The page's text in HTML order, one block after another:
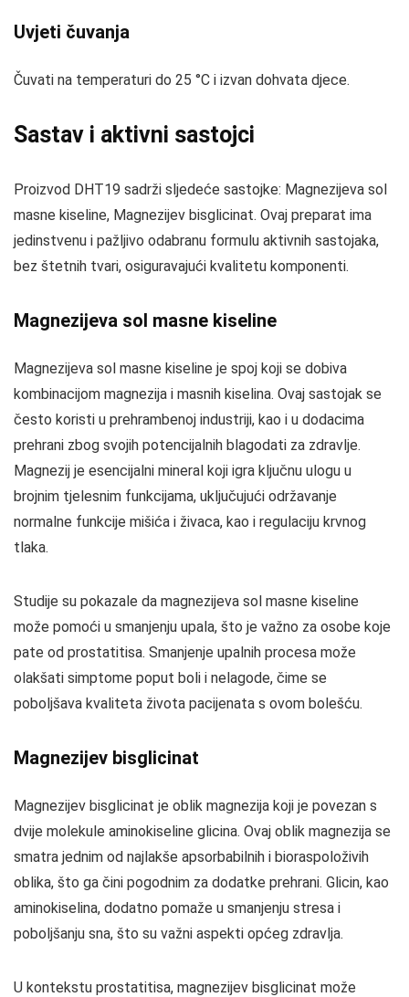
Uvjeti čuvanja
Čuvati na temperaturi do 25 °C i izvan dohvata djece.
Sastav i aktivni sastojci
Proizvod DHT19 sadrži sljedeće sastojke: Magnezijeva sol
masne kiseline, Magnezijev bisglicinat. Ovaj preparat ima
jedinstvenu i pažljivo odabranu formulu aktivnih sastojaka,
bez štetnih tvari, osiguravajući kvalitetu komponenti.
Magnezijeva sol masne kiseline
Magnezijeva sol masne kiseline je spoj koji se dobiva
kombinacijom magnezija i masnih kiselina. Ovaj sastojak se
često koristi u prehrambenoj industriji, kao i u dodacima
prehrani zbog svojih potencijalnih blagodati za zdravlje.
Magnezij je esencijalni mineral koji igra ključnu ulogu u
brojnim tjelesnim funkcijama, uključujući održavanje
normalne funkcije mišića i živaca, kao i regulaciju krvnog
tlaka.
Studije su pokazale da magnezijeva sol masne kiseline
može pomoći u smanjenju upala, što je važno za osobe koje
pate od prostatitisa. Smanjenje upalnih procesa može
olakšati simptome poput boli i nelagode, čime se
poboljšava kvaliteta života pacijenata s ovom bolešću.
Magnezijev bisglicinat
Magnezijev bisglicinat je oblik magnezija koji je povezan s
dvije molekule aminokiseline glicina. Ovaj oblik magnezija se
smatra jednim od najlakše apsorbabilnih i bioraspoloživih
oblika, što ga čini pogodnim za dodatke prehrani. Glicin, kao
aminokiselina, dodatno pomaže u smanjenju stresa i
poboljšanju sna, što su važni aspekti općeg zdravlja.
U kontekstu prostatitisa, magnezijev bisglicinat može